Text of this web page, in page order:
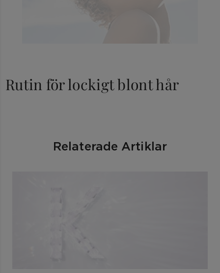
Rutin för lockigt blont hår
Relaterade Artiklar